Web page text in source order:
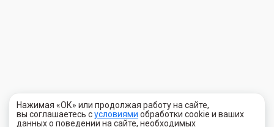
Нажимая «ОК» или продолжая работу на сайте,
вы соглашаетесь сусловиями обработки cookie и ваших
данных о поведении на сайте, необходимых